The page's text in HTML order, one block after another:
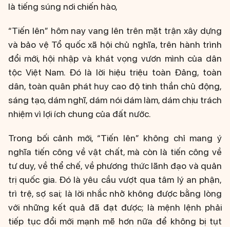
là tiếng súng nơi chiến hào,
“Tiến lên” hôm nay vang lên trên mặt trận xây dựng
và bảo vệ Tổ quốc xã hội chủ nghĩa, trên hành trình
đổi mới, hội nhập và khát vọng vươn mình của dân
tộc Việt Nam. Đó là lời hiệu triệu toàn Đảng, toàn
dân, toàn quân phát huy cao độ tinh thần chủ động,
sáng tạo, dám nghĩ, dám nói dám làm, dám chịu trách
nhiệm vì lợi ích chung của đất nước.
Trong bối cảnh mới, “Tiến lên” không chỉ mang ý
nghĩa tiến công về vật chất, mà còn là tiến công về
tư duy, về thể chế, về phương thức lãnh đạo và quản
trị quốc gia. Đó là yêu cầu vượt qua tâm lý an phận,
trì trệ, sợ sai; là lời nhắc nhở không được bằng lòng
với những kết quả đã đạt được; là mệnh lệnh phải
tiếp tục đổi mới mạnh mẽ hơn nữa để không bị tụt